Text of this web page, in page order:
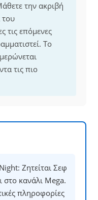
την ακριβή
του
τις επόμενες
Το
τις πιο
Ζητείται Σεφ
κανάλι Mega.
πληροφορίες